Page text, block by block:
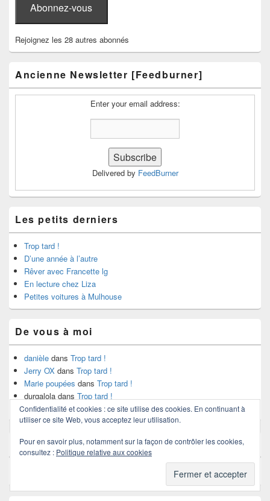
Abonnez-vous
Rejoignez les 28 autres abonnés
Ancienne Newsletter [Feedburner]
Enter your email address:
Delivered by FeedBurner
Les petits derniers
Trop tard !
D’une année à l’autre
Rêver avec Francette lg
En lecture chez Liza
Petites voitures à Mulhouse
De vous à moi
danièle dans Trop tard !
Jerry OX dans Trop tard !
Marie poupées dans Trop tard !
durgalola dans Trop tard !
mahinadansTrop tard !
Au fil du temps
du
Confidentialité et cookies : ce site utilise des cookies. En continuant à
utiliser ce site Web, vous acceptez leur utilisation.
Pour en savoir plus, notamment sur la façon de contrôler les cookies,
consultez : Politique relative aux cookies